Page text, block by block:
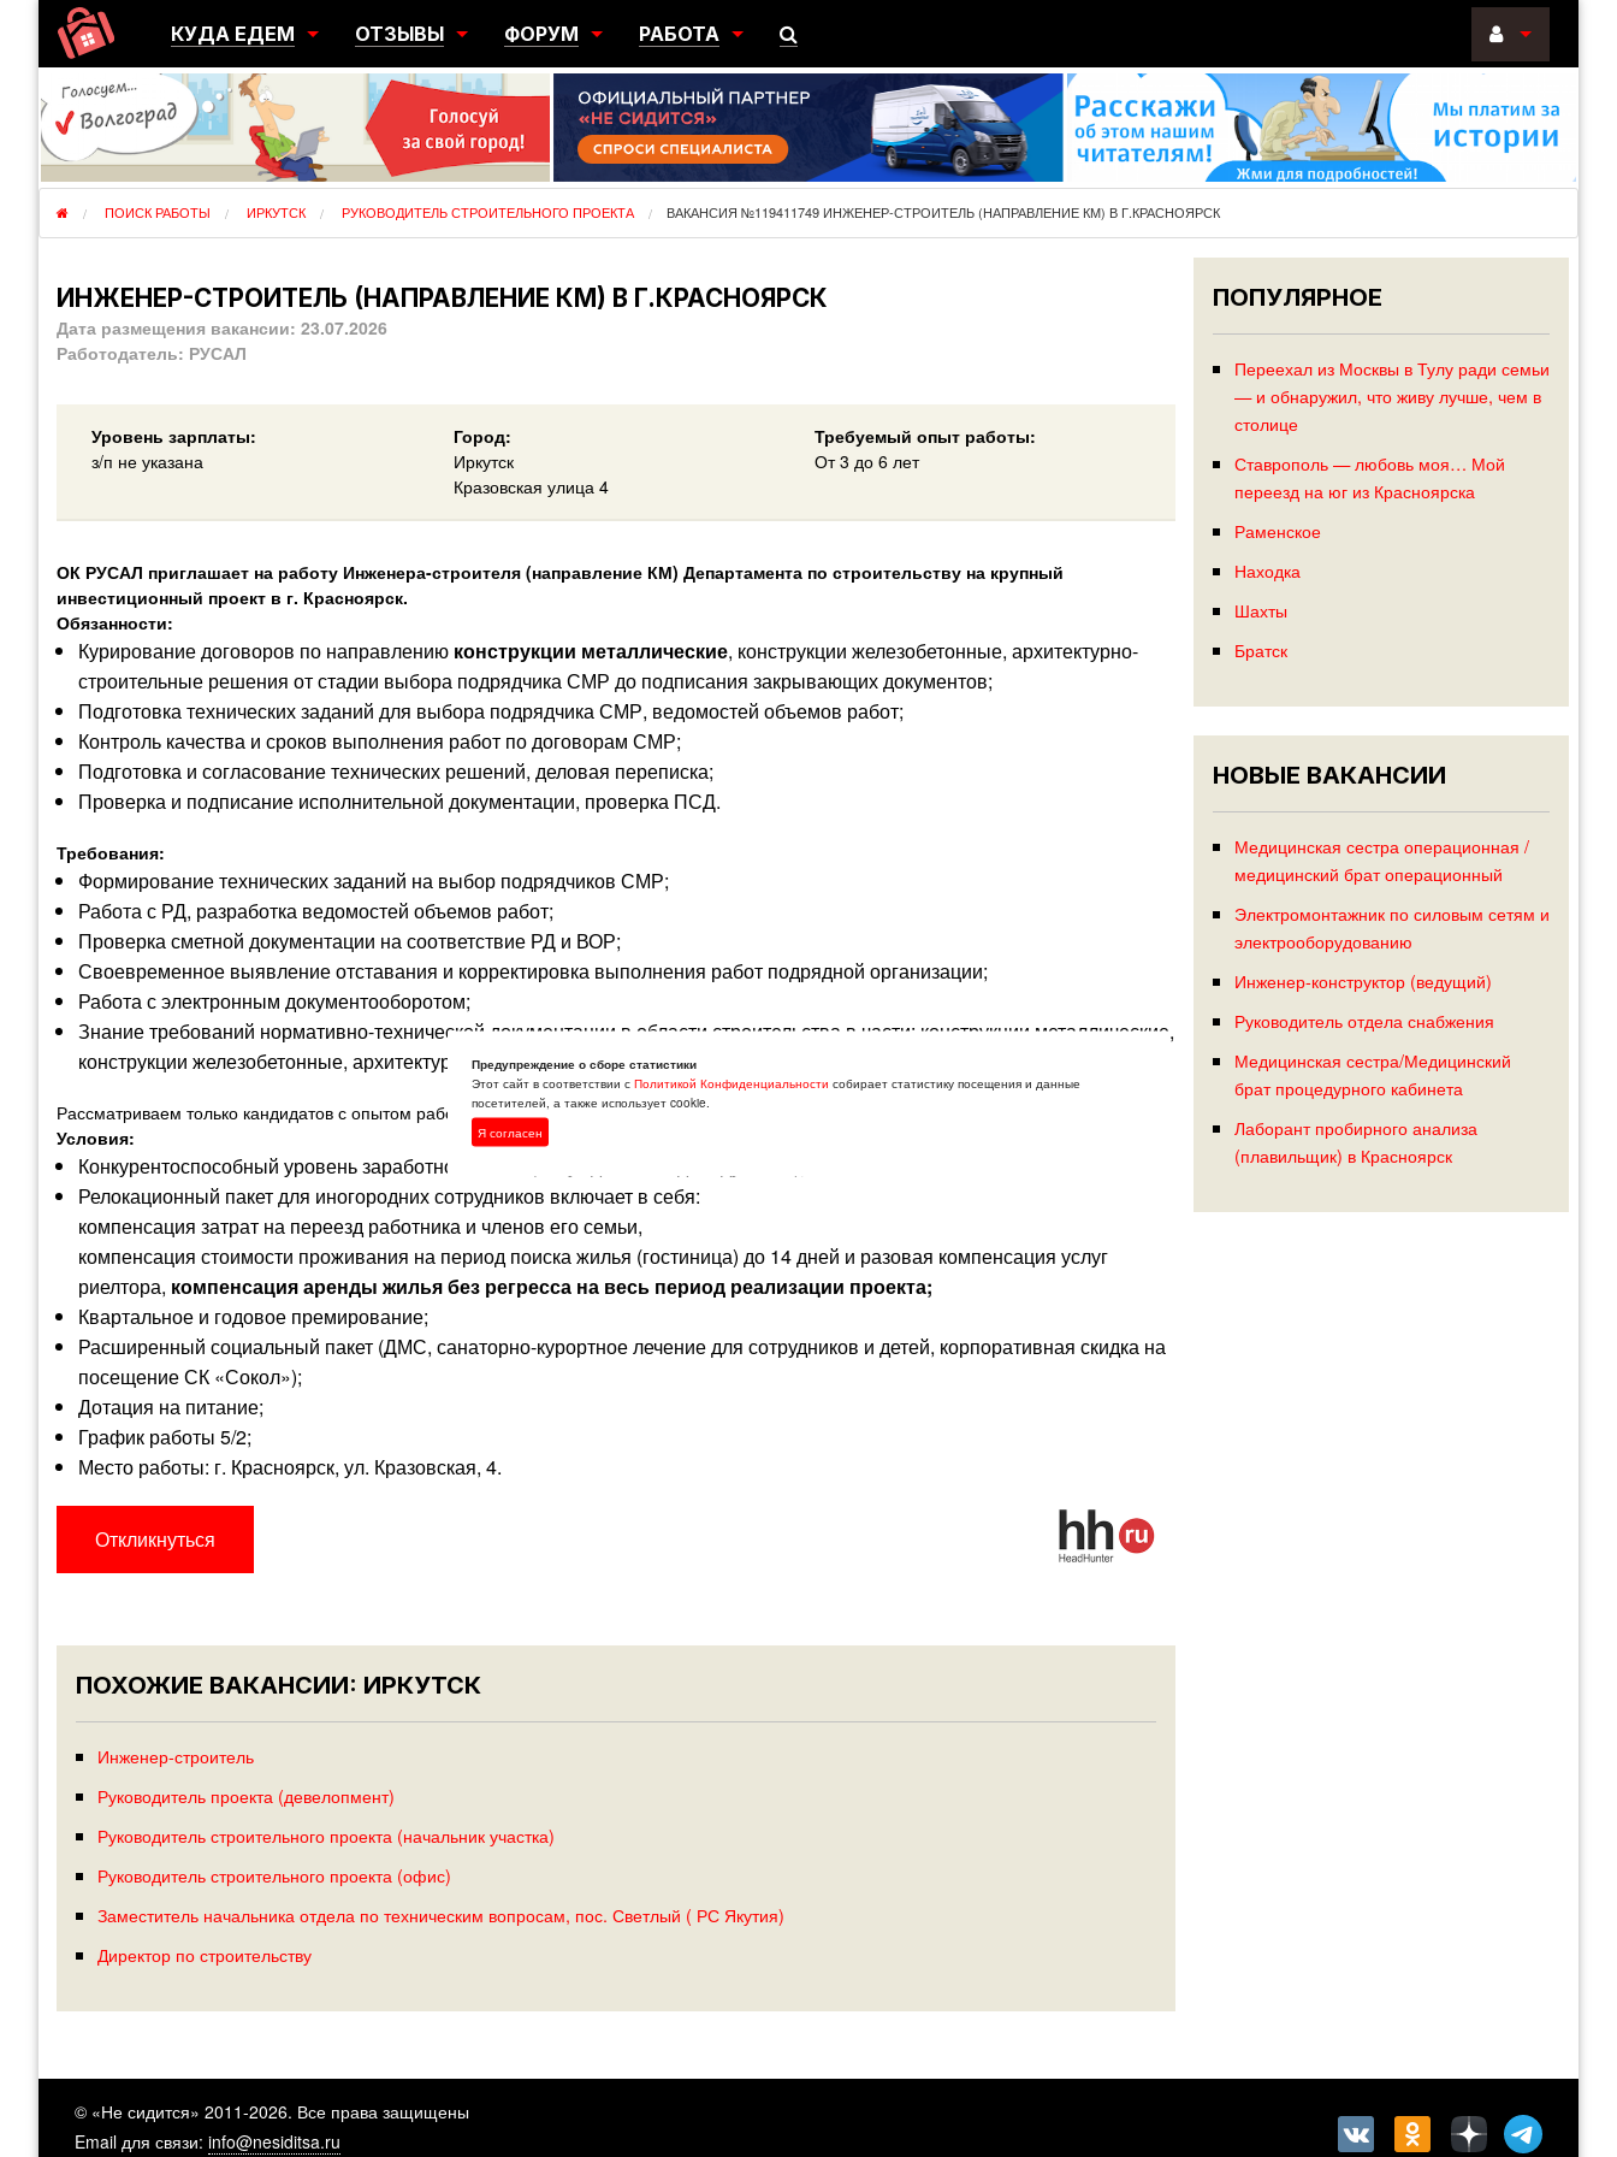
КУДА ЕДЕМ
ГОРОДА
РЕГИОНЫ
ОТЗЫВЫ
ПЕРЕЕЗДЫ
ЭМИГРАЦИЯ
ФОРУМ
ЮЖНЫЙ
РАБОТА
ПОИСК РАБОТЫ
РАЗМЕСТИТЬ ВАКАНСИЮ
Войти
ПОИСК РАБОТЫ ИРКУТСК РУКОВОДИТЕЛЬ СТРОИТЕЛЬНОГО ПРОЕКТА ВАКАНСИЯ №119411749 ИНЖЕНЕР-СТРОИТЕЛЬ (НАПРАВЛЕНИЕ КМ) В Г.КРАСНОЯРСК
ИНЖЕНЕР-СТРОИТЕЛЬ (НАПРАВЛЕНИЕ КМ) В Г.КРАСНОЯРСК
Дата размещения вакансии: 23.07.2026
Работодатель: РУСАЛ
Уровень зарплаты:
з/п не указана
Город:
Иркутск
Кразовская улица 4
Требуемый опыт работы:
От 3 до 6 лет
ОК РУСАЛ приглашает на работу Инженера-строителя (направление КМ) Департамента по строительству на крупный
инвестиционный проект в г. Красноярск.
Обязанности:
Курирование договоров по направлению конструкции металлические, конструкции железобетонные, архитектурно-
строительные решения от стадии выбора подрядчика СМР до подписания закрывающих документов;
Подготовка технических заданий для выбора подрядчика СМР, ведомостей объемов работ;
Контроль качества и сроков выполнения работ по договорам СМР;
Подготовка и согласование технических решений, деловая переписка;
Проверка и подписание исполнительной документации, проверка ПСД.
Требования:
Формирование технических заданий на выбор подрядчиков СМР;
Работа с РД, разработка ведомостей объемов работ;
Проверка сметной документации на соответствие РД и ВОР;
Своевременное выявление отставания и корректировка выполнения работ подрядной организации;
Работа с электронным документооборотом;
Знание требований нормативно-технической документации в области строительства в части: конструкции металлические,
конструкции железобетонные, архитектурно-строительные решения.
Рассматриваем только кандидатов с опытом работы на строительстве промышленных объектов, на стороне Заказчика.
Условия:
Конкурентоспособный уровень заработной платы (обсуждается индивидуально);
Релокационный пакет для иногородних сотрудников включает в себя:
компенсация затрат на переезд работника и членов его семьи,
компенсация стоимости проживания на период поиска жилья (гостиница) до 14 дней и разовая компенсация услуг
риелтора, компенсация аренды жилья без регресса на весь период реализации проекта;
Квартальное и годовое премирование;
Расширенный социальный пакет (ДМС, санаторно-курортное лечение для сотрудников и детей, корпоративная скидка на
посещение СК «Сокол»);
Дотация на питание;
График работы 5/2;
Место работы: г. Красноярск, ул. Кразовская, 4.
Откликнуться
ПОХОЖИЕ ВАКАНСИИ: ИРКУТСК
Инженер-строитель
Руководитель проекта (девелопмент)
Руководитель строительного проекта (начальник участка)
Руководитель строительного проекта (офис)
Заместитель начальника отдела по техническим вопросам, пос. Светлый ( РС Якутия)
Директор по строительству
ПОПУЛЯРНОЕ
Переехал из Москвы в Тулу ради семьи
— и обнаружил, что живу лучше, чем в
столице
Ставрополь — любовь моя… Мой
переезд на юг из Красноярска
Раменское
Находка
Шахты
Братск
НОВЫЕ ВАКАНСИИ
Медицинская сестра операционная /
медицинский брат операционный
Электромонтажник по силовым сетям и
электрооборудованию
Инженер-конструктор (ведущий)
Руководитель отдела снабжения
Медицинская сестра/Медицинский
брат процедурного кабинета
Лаборант пробирного анализа
(плавильщик) в Красноярск
© «Не сидится» 2011-2026. Все права защищены
Email для связи: info@nesiditsa.ru
Предупреждение о сборе статистики
Этот сайт в соответствии с Политикой Конфиденциальности собирает статистику посещения и данные
посетителей, а также использует cookie.
Я согласен